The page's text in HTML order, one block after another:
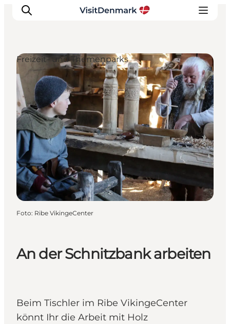
Inspiration
Regionen
Erlebnisse
Unterkünfte
Reiseplanung
An der Schnitzbank arbeiten
Beim Tischler im Ribe VikingeCenter
könnt Ihr die Arbeit mit Holz
Freizeit- und Themenparks
Foto: Ribe VikingeCenter